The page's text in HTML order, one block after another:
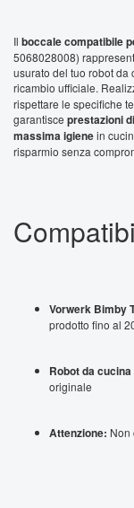
Il boccale compatibile
5068028008)
usurato del tuo robot da
ricambio ufficiale.
rispettare le specifiche
garantisce prestazioni
massima igienein
risparmio senza
Vorwerk Bimby
prodotto fino al
Robot da cucina
originale
Attenzione: Non